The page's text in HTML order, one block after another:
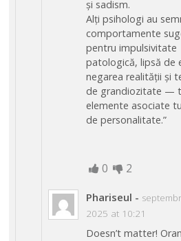
și sadism.
Alți psihologi au
comportamente
pentru impulsivitate
patologică, lipsă de
negarea realității și
de grandiozitate —
elemente asociate
de personalitate.”
0 2
Phariseul -
2025 at 10:21
Doesn’t matter!